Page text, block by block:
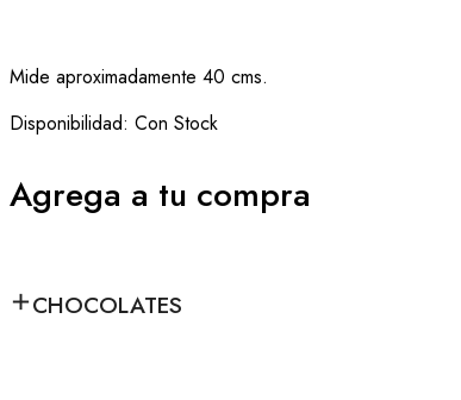
Mide aproximadamente 40 cms.
Disponibilidad: Con Stock
Agrega a tu compra
CHOCOLATES